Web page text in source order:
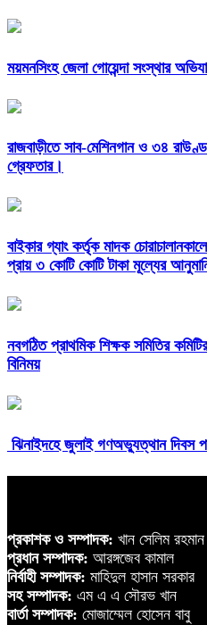
ময়মনসিংহ জেলা গোয়েন্দা সংস্থার
রাজবাড়ীতে সাব-মেশিনগান ও ৩৪ রাউণ্ড
গ্রেফতার।
বাইকার গ্যাং কর্তৃক মাদক
প্রায় ৩ কোটি কোটি টাকা মূল্যের
নবগঠিত প্রাথমিক শিক্ষক সমিতির
বিনিময়
ঝিনাইদহে জুলাই গণঅভ্যুত্থান দিবস
প্রকাশক ও সম্পাদক: খান সেলিম রহমান
প্রধান সম্পাদক: আরঙ্গজেব কামাল
নির্বাহী সম্পাদক: মাহিদুল হাসান সরকার
সহ সম্পাদক: এম এ এ সৌরভ খান
বার্তা সম্পাদক: মোজাম্মেল হোসেন বাবু